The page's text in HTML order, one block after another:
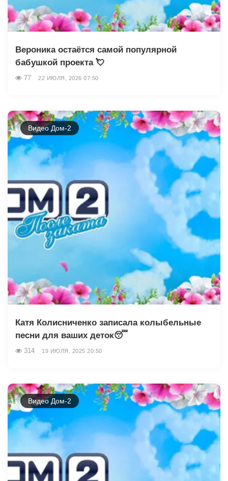
Вероника остаётся самой популярной
бабушкой проекта 💘
77 22 ИЮЛЯ, 2026 07:50
Видео Дом-2
Катя Колисниченко записала колыбельные
песни для ваших деток😴
314 19 ИЮЛЯ, 2025 20:50
Видео Дом-2